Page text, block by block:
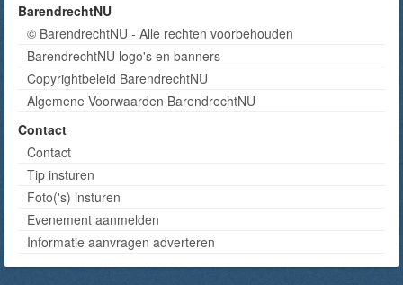
BarendrechtNU
© BarendrechtNU - Alle rechten voorbehouden
BarendrechtNU logo's en banners
Copyrightbeleid BarendrechtNU
Algemene Voorwaarden BarendrechtNU
Contact
Contact
Tip insturen
Foto('s) insturen
Evenement aanmelden
Informatie aanvragen adverteren